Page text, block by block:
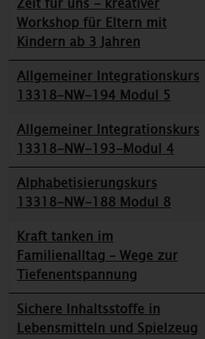
Workshop für Eltern mit
Kindern ab 3 Jahren
Allgemeiner Integrationskurs
13318-NW-194 Modul 5
Allgemeiner Integrationskurs
13318-NW-193-Modul 4
Alphabetisierungskurs
13318-NW-188 Modul 8
Kraft tanken im
Familienalltag – Wege zur
Tiefenentspannung
Sichere Inhaltsstoffe in
Lebensmitteln und Spielzeug